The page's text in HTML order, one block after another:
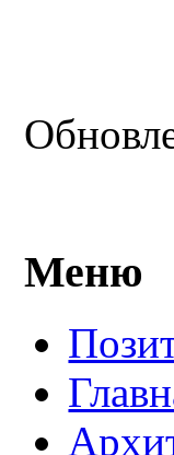
Меню